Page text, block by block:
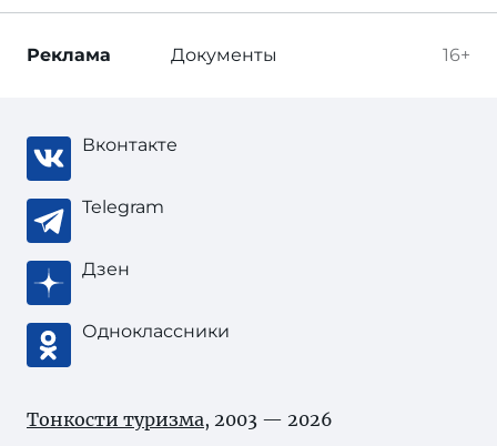
16+
Реклама Документы
Вконтакте
Telegram
Дзен
Одноклассники
Тонкости туризма, 2003 — 2026